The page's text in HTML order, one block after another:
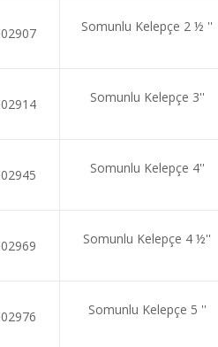
02907 Somunlu Kelepçe 2 ½ ''
02914 Somunlu Kelepçe 3''
02945 Somunlu Kelepçe 4''
02969 Somunlu Kelepçe 4 ½''
02976 Somunlu Kelepçe 5 ''